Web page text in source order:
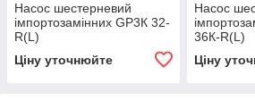
Насос шестерневий
імпортозамінних GP3К 32-
R(L)
Ціну уточнюйте
Насос
36К-R(L)
Ціну